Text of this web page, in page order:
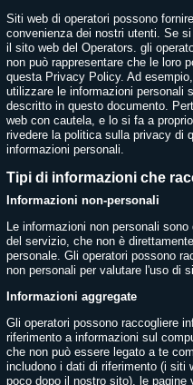
Siti web di operatori possono
convenienza dei nostri utenti. Se
il sito web del Operators. gli
non può rappresentare che le loro
questa Privacy Policy. Ad
utilizzare le informazioni personali
descritto in questo documento.
web con cautela, e lo si fa a
rivedere la politica sulla privacy di
informazioni personali.
Tipi di informazioni che
Informazioni non-personali
Le informazioni non personali
del servizio, che non è
personale. Gli operatori possono
non personali per valutare l'uso di
Informazioni aggregate
Gli operatori possono raccogliere
riferimento a informazioni sul
che non può essere legato a te
includono i dati di riferimento (i siti
poco dopo il nostro sito), le